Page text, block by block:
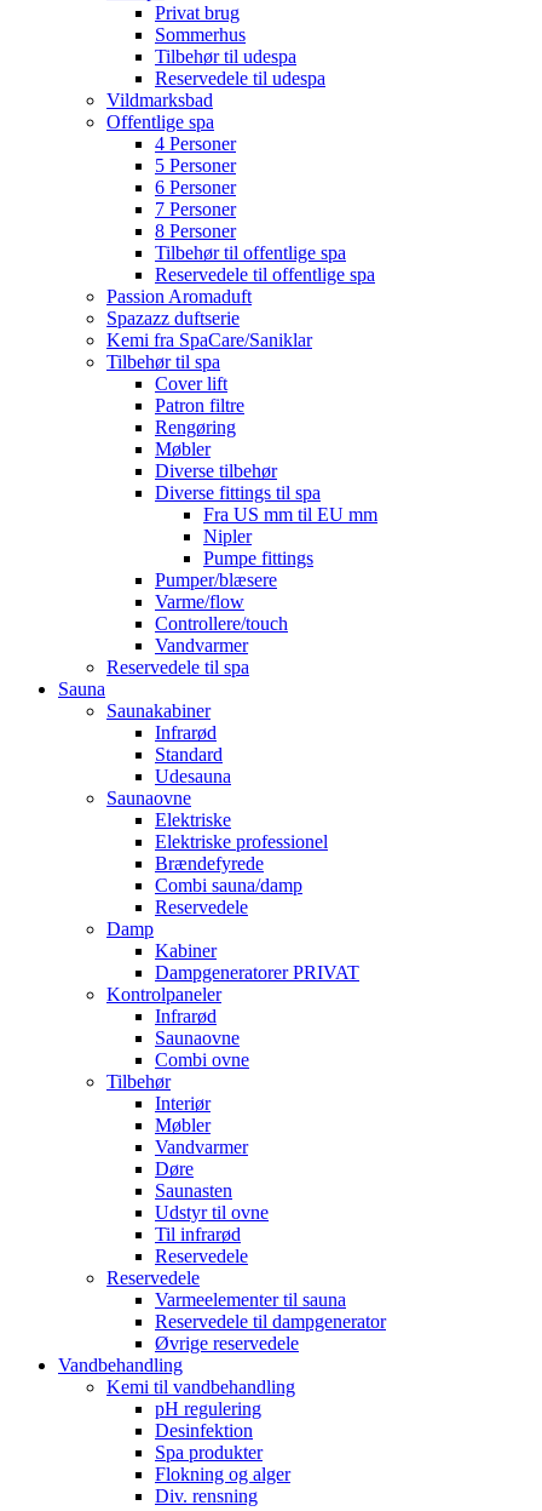
Privat brug
Sommerhus
Tilbehør til udespa
Reservedele til udespa
Vildmarksbad
Offentlige spa
4 Personer
5 Personer
6 Personer
7 Personer
8 Personer
Tilbehør til offentlige spa
Reservedele til offentlige spa
Passion Aromaduft
Spazazz duftserie
Kemi fra SpaCare/Saniklar
Tilbehør til spa
Cover lift
Patron filtre
Rengøring
Møbler
Diverse tilbehør
Diverse fittings til spa
Fra US mm til EU mm
Nipler
Pumpe fittings
Pumper/blæsere
Varme/flow
Controllere/touch
Vandvarmer
Reservedele til spa
Sauna
Saunakabiner
Infrarød
Standard
Udesauna
Saunaovne
Elektriske
Elektriske professionel
Brændefyrede
Combi sauna/damp
Reservedele
Damp
Kabiner
Dampgeneratorer PRIVAT
Kontrolpaneler
Infrarød
Saunaovne
Combi ovne
Tilbehør
Interiør
Møbler
Vandvarmer
Døre
Saunasten
Udstyr til ovne
Til infrarød
Reservedele
Reservedele
Varmeelementer til sauna
Reservedele til dampgenerator
Øvrige reservedele
Vandbehandling
Kemi til vandbehandling
pH regulering
Desinfektion
Spa produkter
Flokning og alger
Div. rensning